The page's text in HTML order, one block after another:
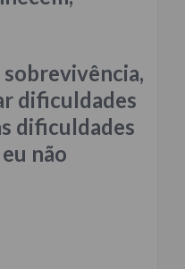
sobrevivência,
dificuldades
dificuldades
não